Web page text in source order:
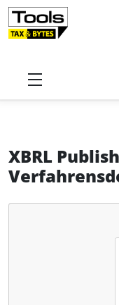
Startseite
XBRL